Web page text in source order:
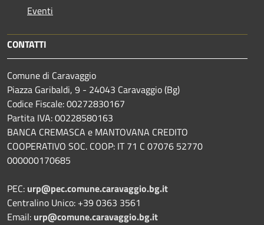
Eventi
CONTATTI
Comune di Caravaggio
Piazza Garibaldi, 9 - 24043 Caravaggio (Bg)
Codice Fiscale: 00272830167
Partita IVA: 00228580163
BANCA CREMASCA e MANTOVANA CREDITO
COOPERATIVO SOC. COOP: IT 71 C 07076 52770
000000170685
PEC: urp@pec.comune.caravaggio.bg.it
Centralino Unico: +39 0363 3561
Email: urp@comune.caravaggio.bg.it